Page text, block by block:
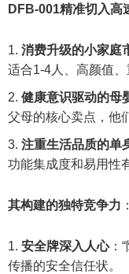
DFB-001精准切入高
消费升级的小家庭
适合1-4人、高颜值
健康意识驱动的母
父母的核心卖点，他
注重生活品质的单
功能集成度和易用性
其构建的独特竞争力 ：
安全牌深入人心：
传播的安全信任状。